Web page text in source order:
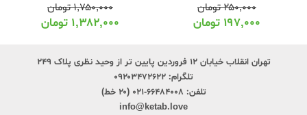
۲۵۰,۰۰۰تومان
۱۹۷,۰۰۰ تومان
۱,۷۵۰,۰۰۰تومان
۱,۳۸۲,۰۰۰ تومان
تهران انقلاب خیابان ۱۲ فروردین پایین تر از وحید نظری پلاک ۲۴۹
تلگرام: ۰۹۲۰۳۴۷۲۶۲۲
تلفن: ۶۶۴۸۴۰۰۸-۰۲۱ (۲۰ خط)
info@ketab.love